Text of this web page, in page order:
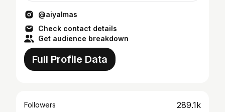
@aiyalmas
Check contact details
Get audience breakdown
Full Profile Data
Followers 289.1k